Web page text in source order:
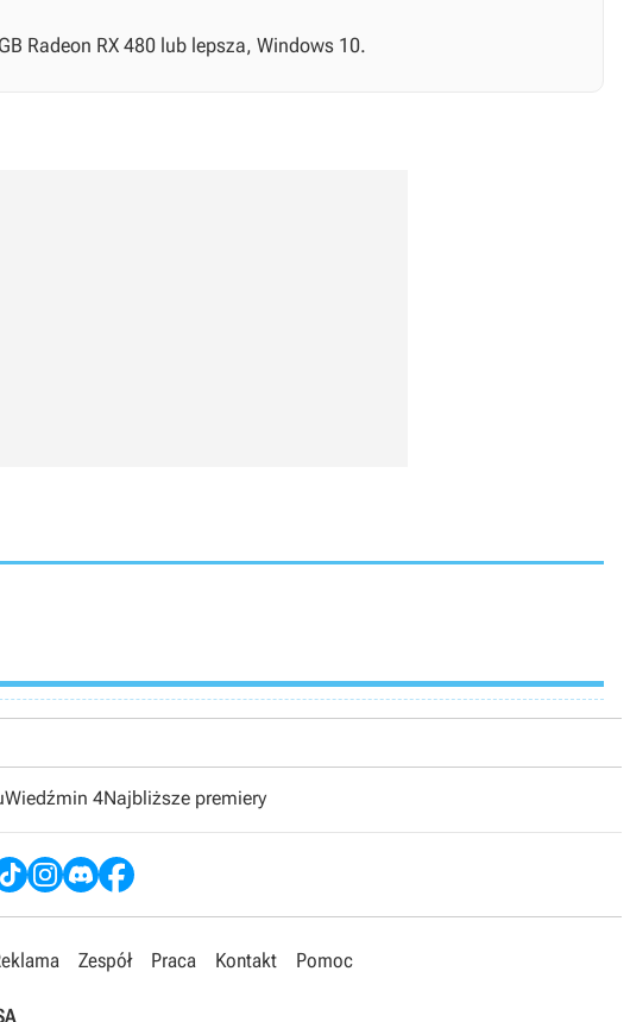
Radeon RX 480 lub lepsza, Windows 10.
Wiedźmin 4Najbliższe premiery
Zespół Praca Kontakt Pomoc